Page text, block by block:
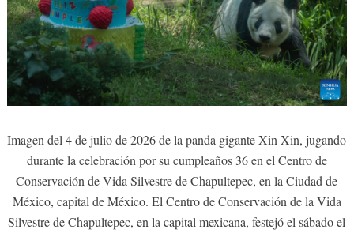
Imagen del 4 de julio de 2026 de la panda gigante Xin Xin, jugando
durante la celebración por su cumpleaños 36 en el Centro de
Conservación de Vida Silvestre de Chapultepec, en la Ciudad de
México, capital de México. El Centro de Conservación de la Vida
Silvestre de Chapultepec, en la capital mexicana, festejó el sábado el